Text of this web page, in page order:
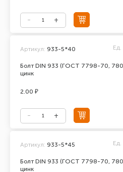
Болт DIN 933 (ГОСТ 7798-70,
цинк
Артикул: 933-5*40 Ед.
2.00 ₽
Болт DIN 933 (ГОСТ 7798-70,
цинк
Артикул: 933-5*45 Ед.